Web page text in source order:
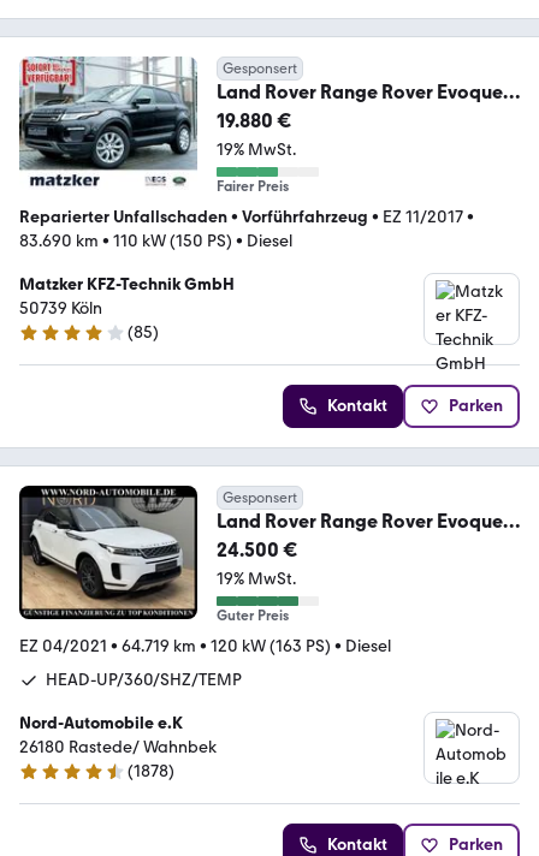
Gesponsert
Land Rover Range Rover Evoque
L538 2.0 TD4 (150PS) SE
19.880 €
19% MwSt.
Fairer Preis
Reparierter Unfallschaden• Vorführfahrzeug • EZ 11/2017•
83.690 km • 110 kW (150 PS) • Diesel
Matzker KFZ-Technik GmbH
50739 Köln
4.2 Sterne
(85)
Kontakt Parken
Gesponsert
Land Rover Range Rover Evoque
D165 *PANO*LEDER*NAVI*LED*
24.500 €
19% MwSt.
Guter Preis
EZ 04/2021 • 64.719 km • 120 kW (163 PS) • Diesel
HEAD-UP/360/SHZ/TEMP
Nord-Automobile e.K
26180 Rastede/ Wahnbek
4.7 Sterne
(1878)
Kontakt Parken